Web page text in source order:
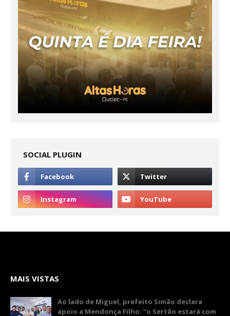
SOCIAL PLUGIN
MAIS VISTAS
Ao lado de Miguel, prefeito Simão declara
apoio a Mendonça Filho: “o Sertão estará com